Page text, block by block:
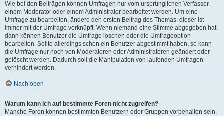
Wie bei den Beiträgen können Umfragen nur vom ursprünglichen Verfasser,
einem Moderator oder einem Administrator bearbeitet werden. Um eine
Umfrage zu bearbeiten, ändere den ersten Beitrag des Themas; dieser ist
immer mit der Umfrage verknüpft. Wenn niemand eine Stimme abgegeben hat,
dann können Benutzer die Umfrage löschen oder die Umfrageoption
bearbeiten. Sollte allerdings schon ein Benutzer abgestimmt haben, so kann
die Umfrage nur noch von Moderatoren oder Administratoren geändert oder
gelöscht werden. Dadurch soll die Manipulation von laufenden Umfragen
verhindert werden.
Nach oben
Warum kann ich auf bestimmte Foren nicht zugreifen?
Manche Foren können bestimmten Benutzern oder Gruppen vorbehalten sein.